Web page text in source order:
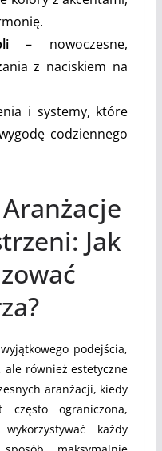
– nowoczesne,
z naciskiem na
i systemy, które
codziennego
Jak
podejścia,
ale również estetyczne
aranżacji, kiedy
często ograniczona,
każdy